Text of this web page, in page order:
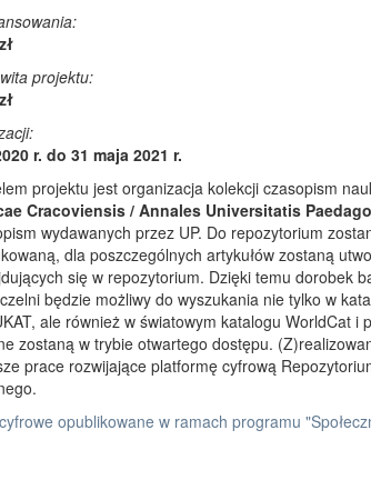
projektu:
r. do 31 maja 2021 r.
projektu jest organizacja kolekcji czasopism
Cracoviensis / Annales Universitatis
wydawanych przez UP. Do repozytorium
dla poszczególnych artykułów zostaną
się w repozytorium. Dzięki temu dorobek
będzie możliwy do wyszukania nie tylko w
ale również w światowym katalogu WorldCat
zostaną w trybie otwartego dostępu.
prace rozwijające platformę cyfrową
opublikowane w ramach programu